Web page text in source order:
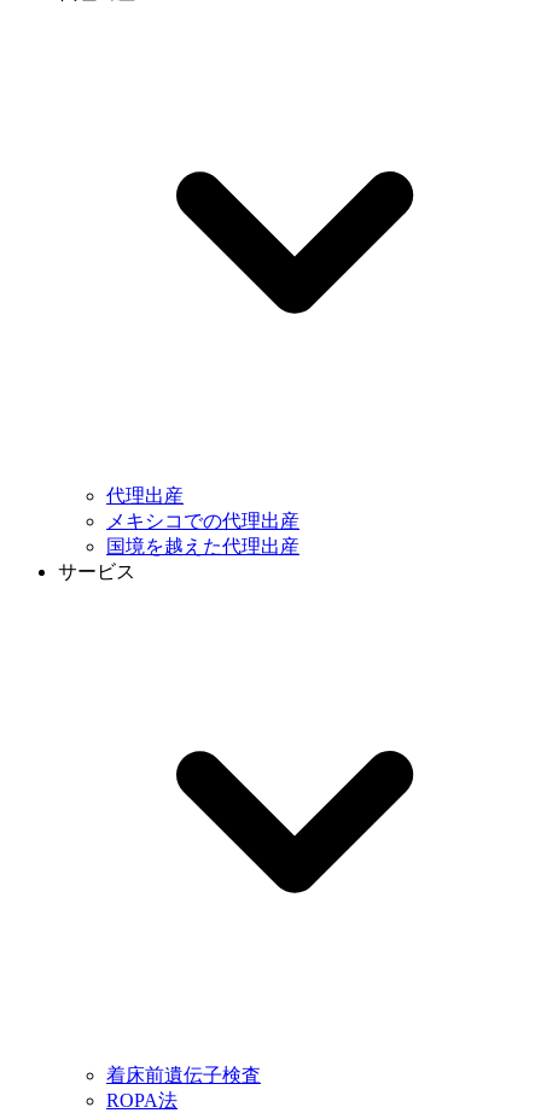
代理出産
メキシコでの代理出産
国境を越えた代理出産
サービス
着床前遺伝子検査
ROPA法